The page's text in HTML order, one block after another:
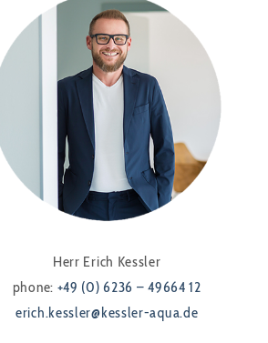
Herr Erich Kessler
phone: +49 (0) 6236 – 49664 12
erich.kessler@kessler-aqua.de